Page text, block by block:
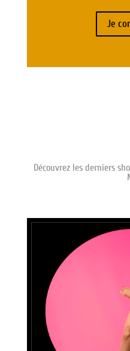
Je
Découvrez les derniers